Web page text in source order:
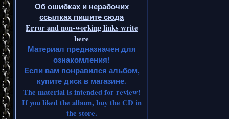
Об ошибках и нерабочих
ссылках пишите сюда
Error and non-working links write
here
Материал предназначен для
ознакомления!
Если вам понравился альбом,
купите диск в магазине.
The material is intended for review!
If you liked the album, buy the CD in
the store.